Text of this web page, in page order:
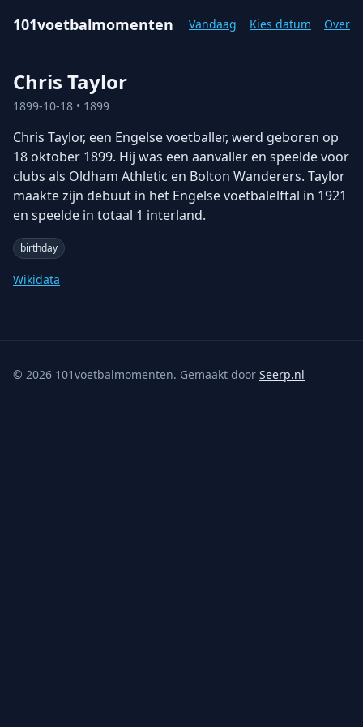
101voetbalmomenten Vandaag Kies datum Over
Chris Taylor
1899-10-18 • 1899
Chris Taylor, een Engelse voetballer, werd geboren op
18 oktober 1899. Hij was een aanvaller en speelde voor
clubs als Oldham Athletic en Bolton Wanderers. Taylor
maakte zijn debuut in het Engelse voetbalelftal in 1921
en speelde in totaal 1 interland.
birthday
Wikidata
© 2026 101voetbalmomenten. Gemaakt door Seerp.nl